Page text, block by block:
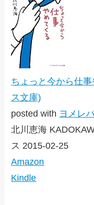
ちょっと今から仕
ス文庫)
posted with ヨメレ
北川恵海
ス 2015-02-25
Amazon
Kindle